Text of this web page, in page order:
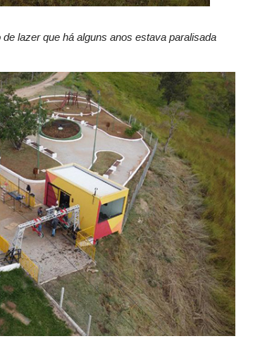
lazer que há alguns anos estava paralisada